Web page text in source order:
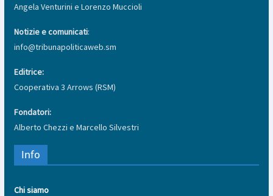
Angela Venturini e Lorenzo Muccioli
Notizie e comunicati:
info@tribunapoliticaweb.sm
Editrice:
Cooperativa 3 Arrows (RSM)
Fondatori:
Alberto Chezzi e Marcello Silvestri
Info
Chi siamo